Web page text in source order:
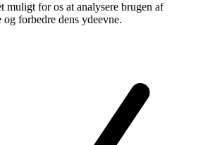
muligt for os at analysere brugen af
forbedre dens ydeevne.